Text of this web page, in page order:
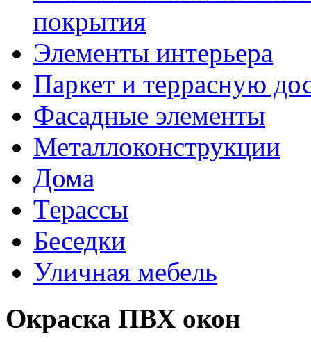
покрытия
Элементы интерьера
Паркет и террасную
Фасадные элементы
Металлоконструкции
Дома
Терассы
Беседки
Уличная мебель
Окраска ПВХ окон